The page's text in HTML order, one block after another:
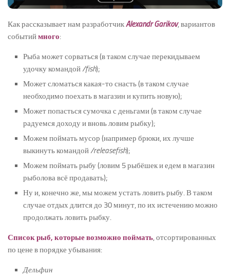
Как рассказывает нам разработчикAlexandr Garikov, вариантов
событиймного:
Рыба может сорваться (в таком случае перекидываем
удочку командой /fish);
Может сломаться какая-то снасть (в таком случае
необходимо поехать в магазин и купить новую);
Может попасться сумочка с деньгами (в таком случае
радуемся доходу и вновь ловим рыбку);
Можем поймать мусор (например брюки, их лучше
выкинуть командой /releasefish);
Можем поймать рыбу (ловим 5 рыбёшек и едем в магазин
рыболова всё продавать);
Ну и, конечно же, мы можем устать ловить рыбу. В таком
случае отдых длится до 30 минут, по их истечению можно
продолжать ловить рыбку.
Список рыб, которые возможно поймать, отсортированных
по цене в порядке убывания:
Дельфин